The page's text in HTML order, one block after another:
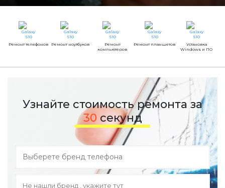
Ремонт телефонов Ремонт ноутбуков
Ремонт
компьютеров
Ремонт планшетов
Установка
Windows и ПО
Узнайте стоимость ремонта за
30 секунд